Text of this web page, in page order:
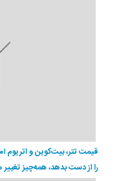
را از دست بدهد، همه‌چیز